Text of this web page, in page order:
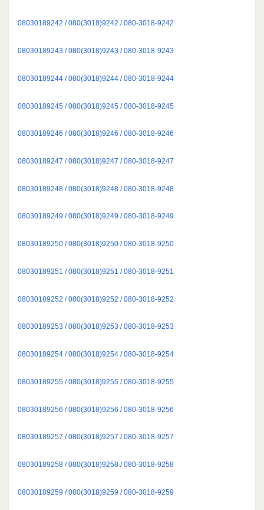
08030189242 / 080(3018)9242 / 080-3018-9242
08030189243 / 080(3018)9243 / 080-3018-9243
08030189244 / 080(3018)9244 / 080-3018-9244
08030189245 / 080(3018)9245 / 080-3018-9245
08030189246 / 080(3018)9246 / 080-3018-9246
08030189247 / 080(3018)9247 / 080-3018-9247
08030189248 / 080(3018)9248 / 080-3018-9248
08030189249 / 080(3018)9249 / 080-3018-9249
08030189250 / 080(3018)9250 / 080-3018-9250
08030189251 / 080(3018)9251 / 080-3018-9251
08030189252 / 080(3018)9252 / 080-3018-9252
08030189253 / 080(3018)9253 / 080-3018-9253
08030189254 / 080(3018)9254 / 080-3018-9254
08030189255 / 080(3018)9255 / 080-3018-9255
08030189256 / 080(3018)9256 / 080-3018-9256
08030189257 / 080(3018)9257 / 080-3018-9257
08030189258 / 080(3018)9258 / 080-3018-9258
08030189259 / 080(3018)9259 / 080-3018-9259